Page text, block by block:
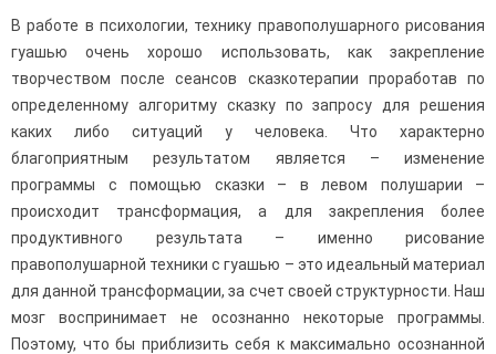
В работе в психологии, технику правополушарного рисования
гуашью очень хорошо использовать, как закрепление
творчеством после сеансов сказкотерапии проработав по
определенному алгоритму сказку по запросу для решения
каких либо ситуаций у человека. Что характерно
благоприятным результатом является – изменение
программы с помощью сказки – в левом полушарии –
происходит трансформация, а для закрепления более
продуктивного результата – именно рисование
правополушарной техники с гуашью – это идеальный материал
для данной трансформации, за счет своей структурности. Наш
мозг воспринимает не осознанно некоторые программы.
Поэтому, что бы приблизить себя к максимально осознанной